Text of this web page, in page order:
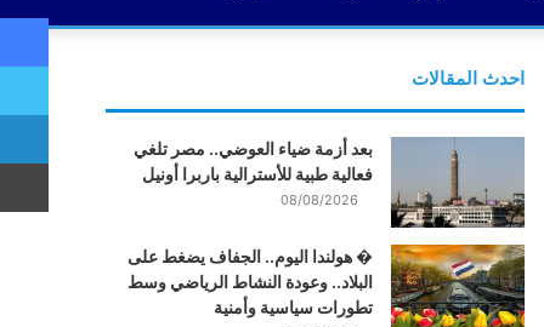
احدث المقالات
بعد أزمة ضياء العوضي.. مصر تلغي
فعالية طبية للأسترالية باربرا أونيل
08/08/2026
� هولندا اليوم.. الجفاف يضغط على
البلاد.. وعودة النشاط الرياضي وسط
تطورات سياسية وأمنية